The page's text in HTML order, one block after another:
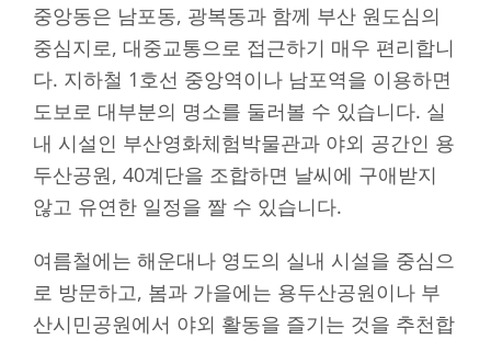
중앙동은 남포동, 광복동과 함께 부산 원도심의
중심지로, 대중교통으로 접근하기 매우 편리합니
다. 지하철 1호선 중앙역이나 남포역을 이용하면
도보로 대부분의 명소를 둘러볼 수 있습니다. 실
내 시설인 부산영화체험박물관과 야외 공간인 용
두산공원, 40계단을 조합하면 날씨에 구애받지
않고 유연한 일정을 짤 수 있습니다.
여름철에는 해운대나 영도의 실내 시설을 중심으
로 방문하고, 봄과 가을에는 용두산공원이나 부
산시민공원에서 야외 활동을 즐기는 것을 추천합